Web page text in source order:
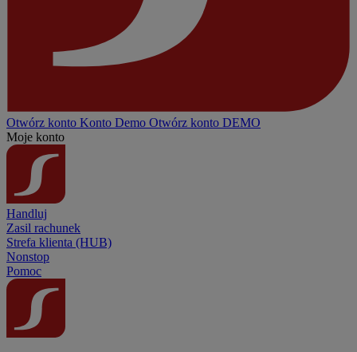
Otwórz konto Konto Demo Otwórz konto DEMO
Moje konto
Handluj
Zasil rachunek
Strefa klienta (HUB)
Nonstop
Pomoc